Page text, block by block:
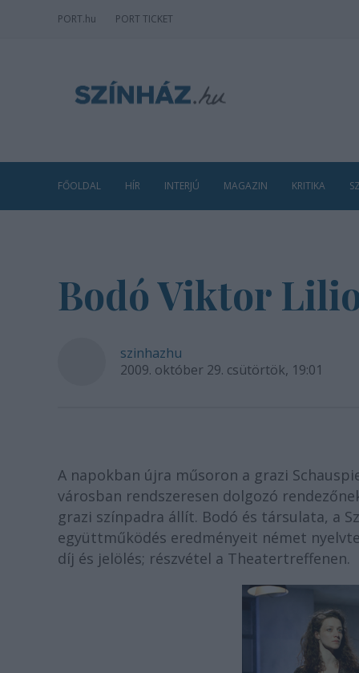
PORT.hu PORT TICKET
FŐOLDAL HÍR INTERJÚ MAGAZIN KRITIKA
Bodó Viktor
szinhazhu
2009. október 29. csütörtök, 19:01
A napokban újra műsoron a grazi
városban rendszeresen dolgozó
grazi színpadra állít. Bodó és társulata, a
együttműködés eredményeit német
díj és jelölés; részvétel a Theatertreffenen.